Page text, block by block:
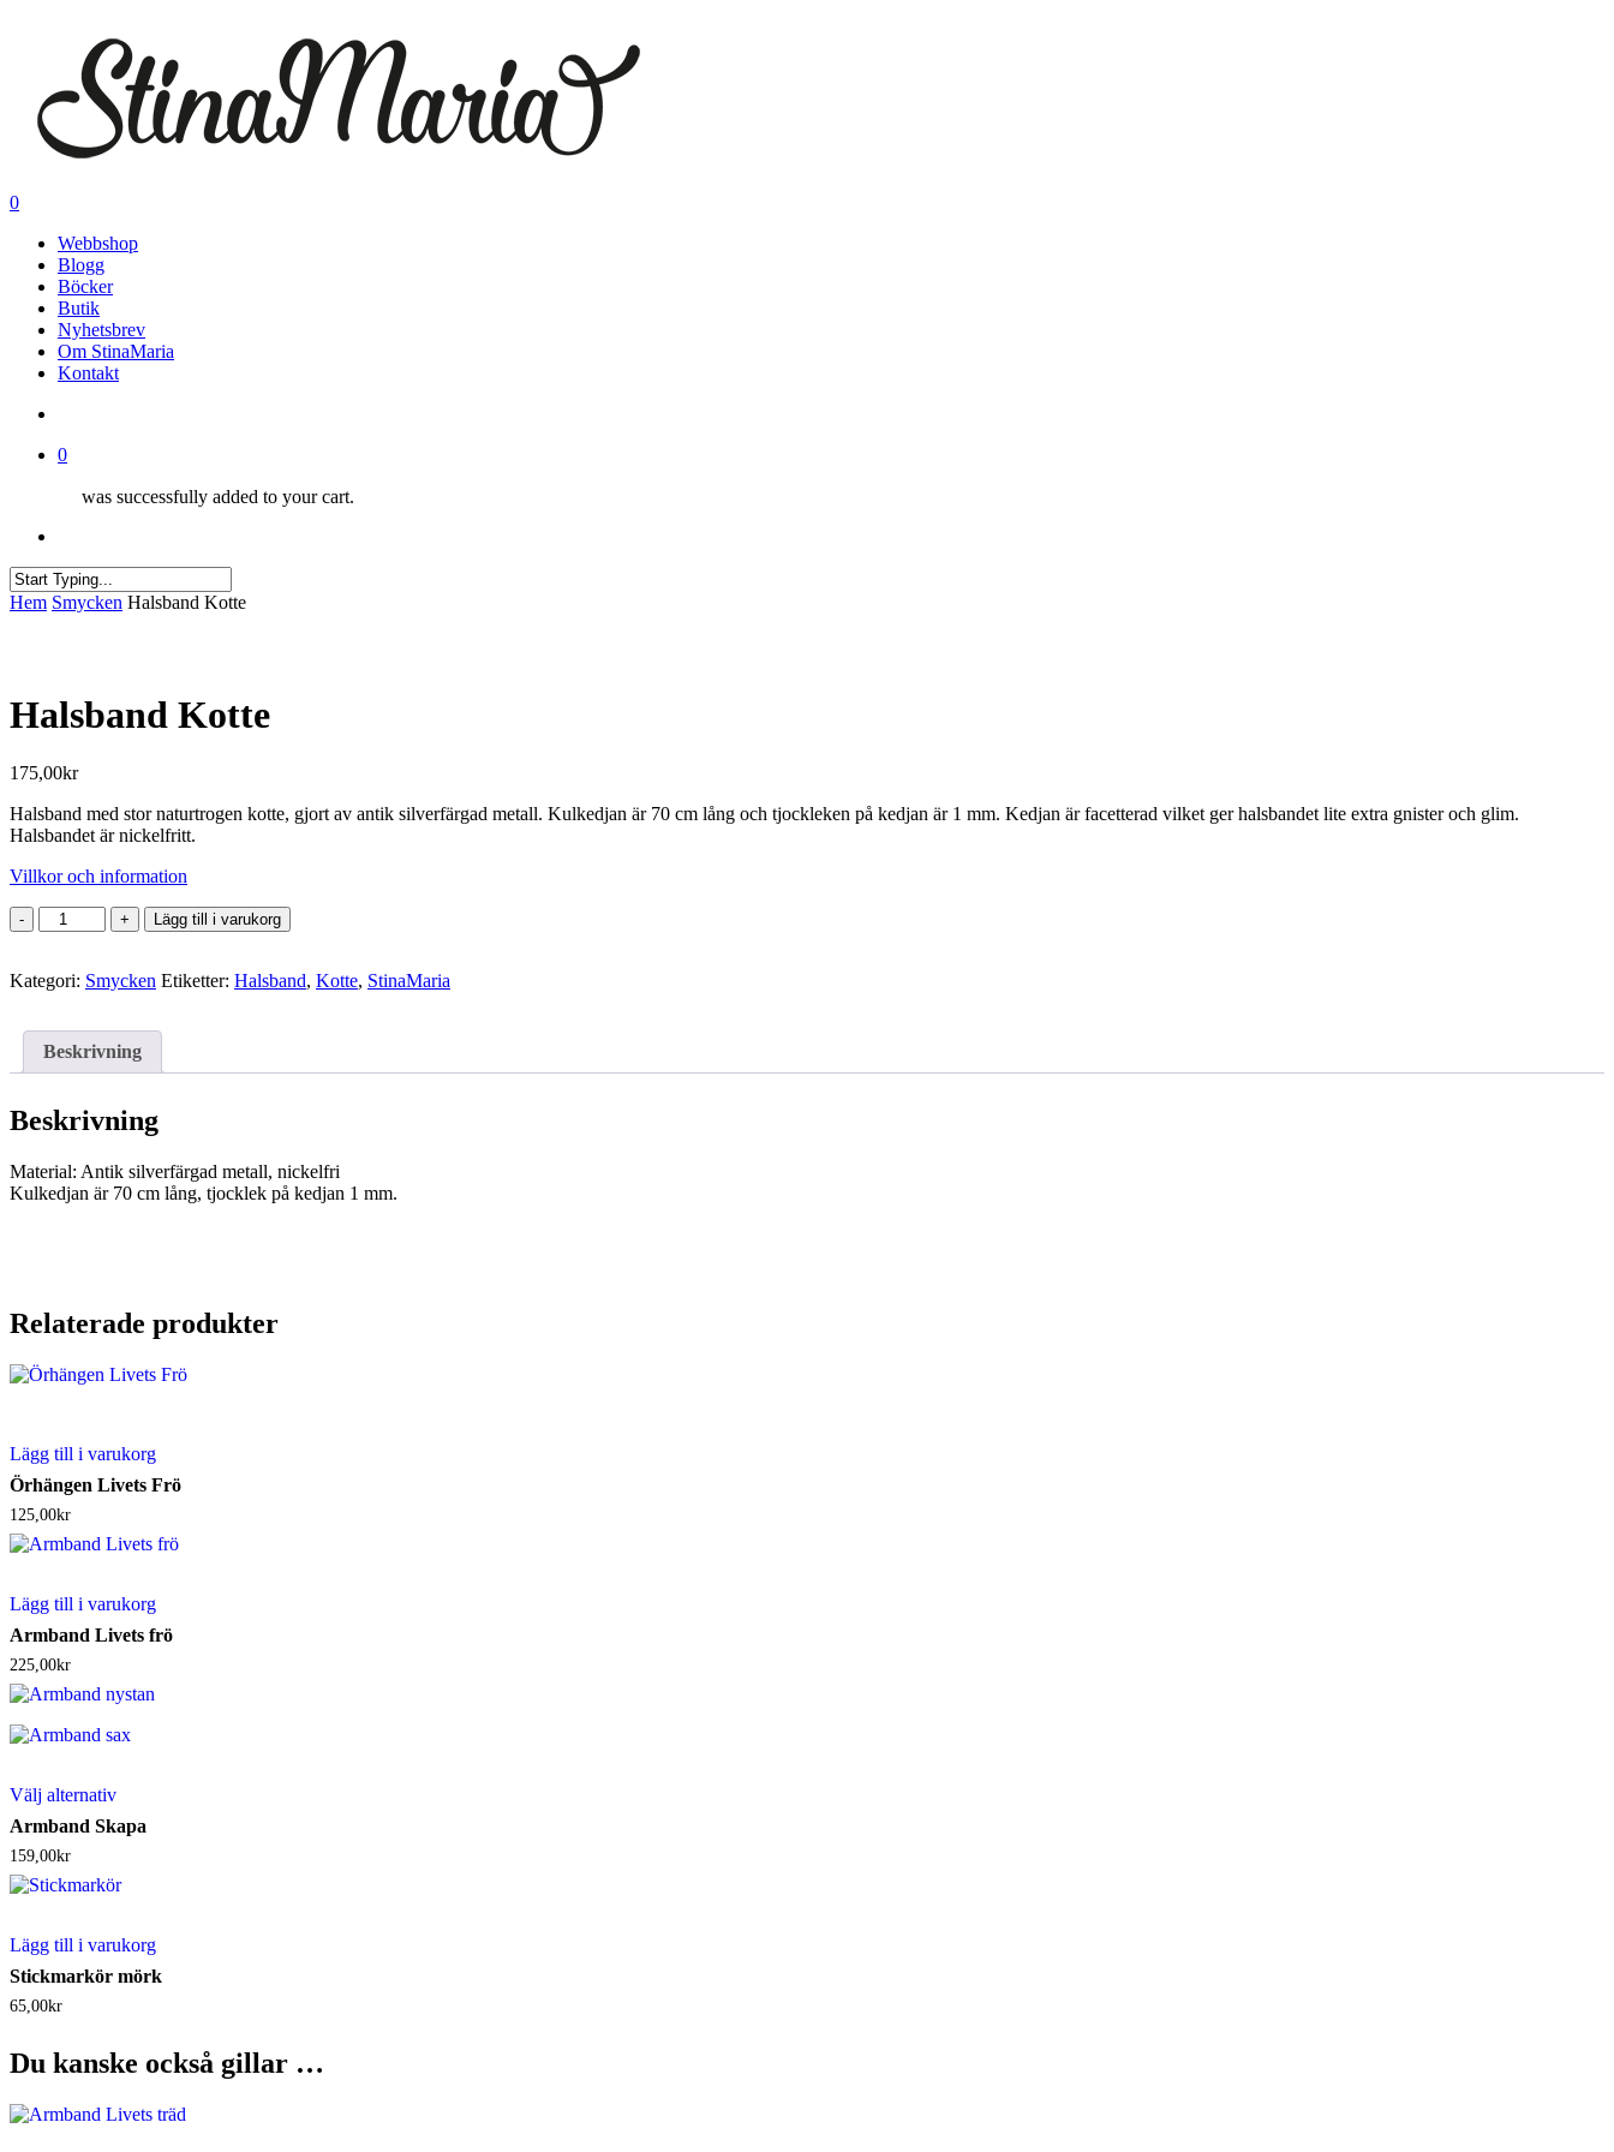
search
0
Webbshop
Blogg
Böcker
Butik
Nyhetsbrev
Om StinaMaria
Kontakt
0
was successfully added to your cart.
Close
Hem Smycken Halsband Kotte
Halsband Kotte
175,00kr
Halsband med stor naturtrogen kotte, gjort av antik silverfärgad metall. Kulkedjan är 70 cm lång och tjockleken på kedjan är 1 mm. Kedjan är facetterad vilket ger halsbandet lite extra gnister och glim.
Halsbandet är nickelfritt.
Villkor och information
Halsband
Kotte
Lägg till i varukorg
Kategori: Smycken Etiketter: Halsband, Kotte, StinaMaria
Beskrivning
Beskrivning
Material: Antik silverfärgad metall, nickelfri
Kulkedjan är 70 cm lång, tjocklek på kedjan 1 mm.
Relaterade produkter
Lägg till i varukorg
Örhängen Livets Frö
125,00kr
Lägg till i varukorg
Armband Livets frö
225,00kr
Välj alternativhär
har
varianter.
alternativen
kan
Armband Skapa
159,00kr
Lägg till i varukorg
Stickmarkör mörk
65,00kr
Du kanske också gillar …